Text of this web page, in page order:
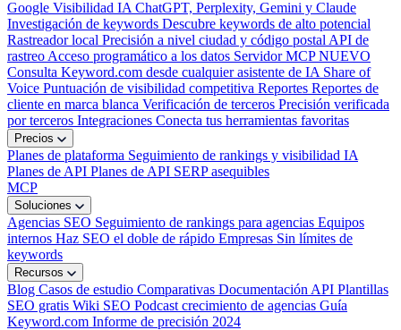
Google Visibilidad IA ChatGPT, Perplexity, Gemini y Claude
Investigación de keywords Descubre keywords de alto potencial
Rastreador local Precisión a nivel ciudad y código postal API de
rastreo Acceso programático a los datos Servidor MCPNUEVO
Consulta Keyword.com desde cualquier asistente de IA Share of
Voice Puntuación de visibilidad competitiva Reportes Reportes de
cliente en marca blanca Verificación de terceros Precisión verificada
por terceros Integraciones Conecta tus herramientas favoritas
Precios
Planes de plataforma Seguimiento de rankings y visibilidad IA
Planes de API Planes de API SERP asequibles
MCP
Soluciones
Agencias SEO Seguimiento de rankings para agencias Equipos
internos Haz SEO el doble de rápido Empresas Sin límites de
keywords
Recursos
Blog Casos de estudio Comparativas Documentación API Plantillas
SEO gratis Wiki SEO Podcast crecimiento de agencias Guía
Keyword.com Informe de precisión 2024